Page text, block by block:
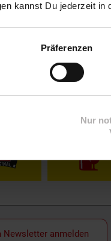
kannst Du jederzeit in
Präferenzen
Nur
Newsletter anmelden